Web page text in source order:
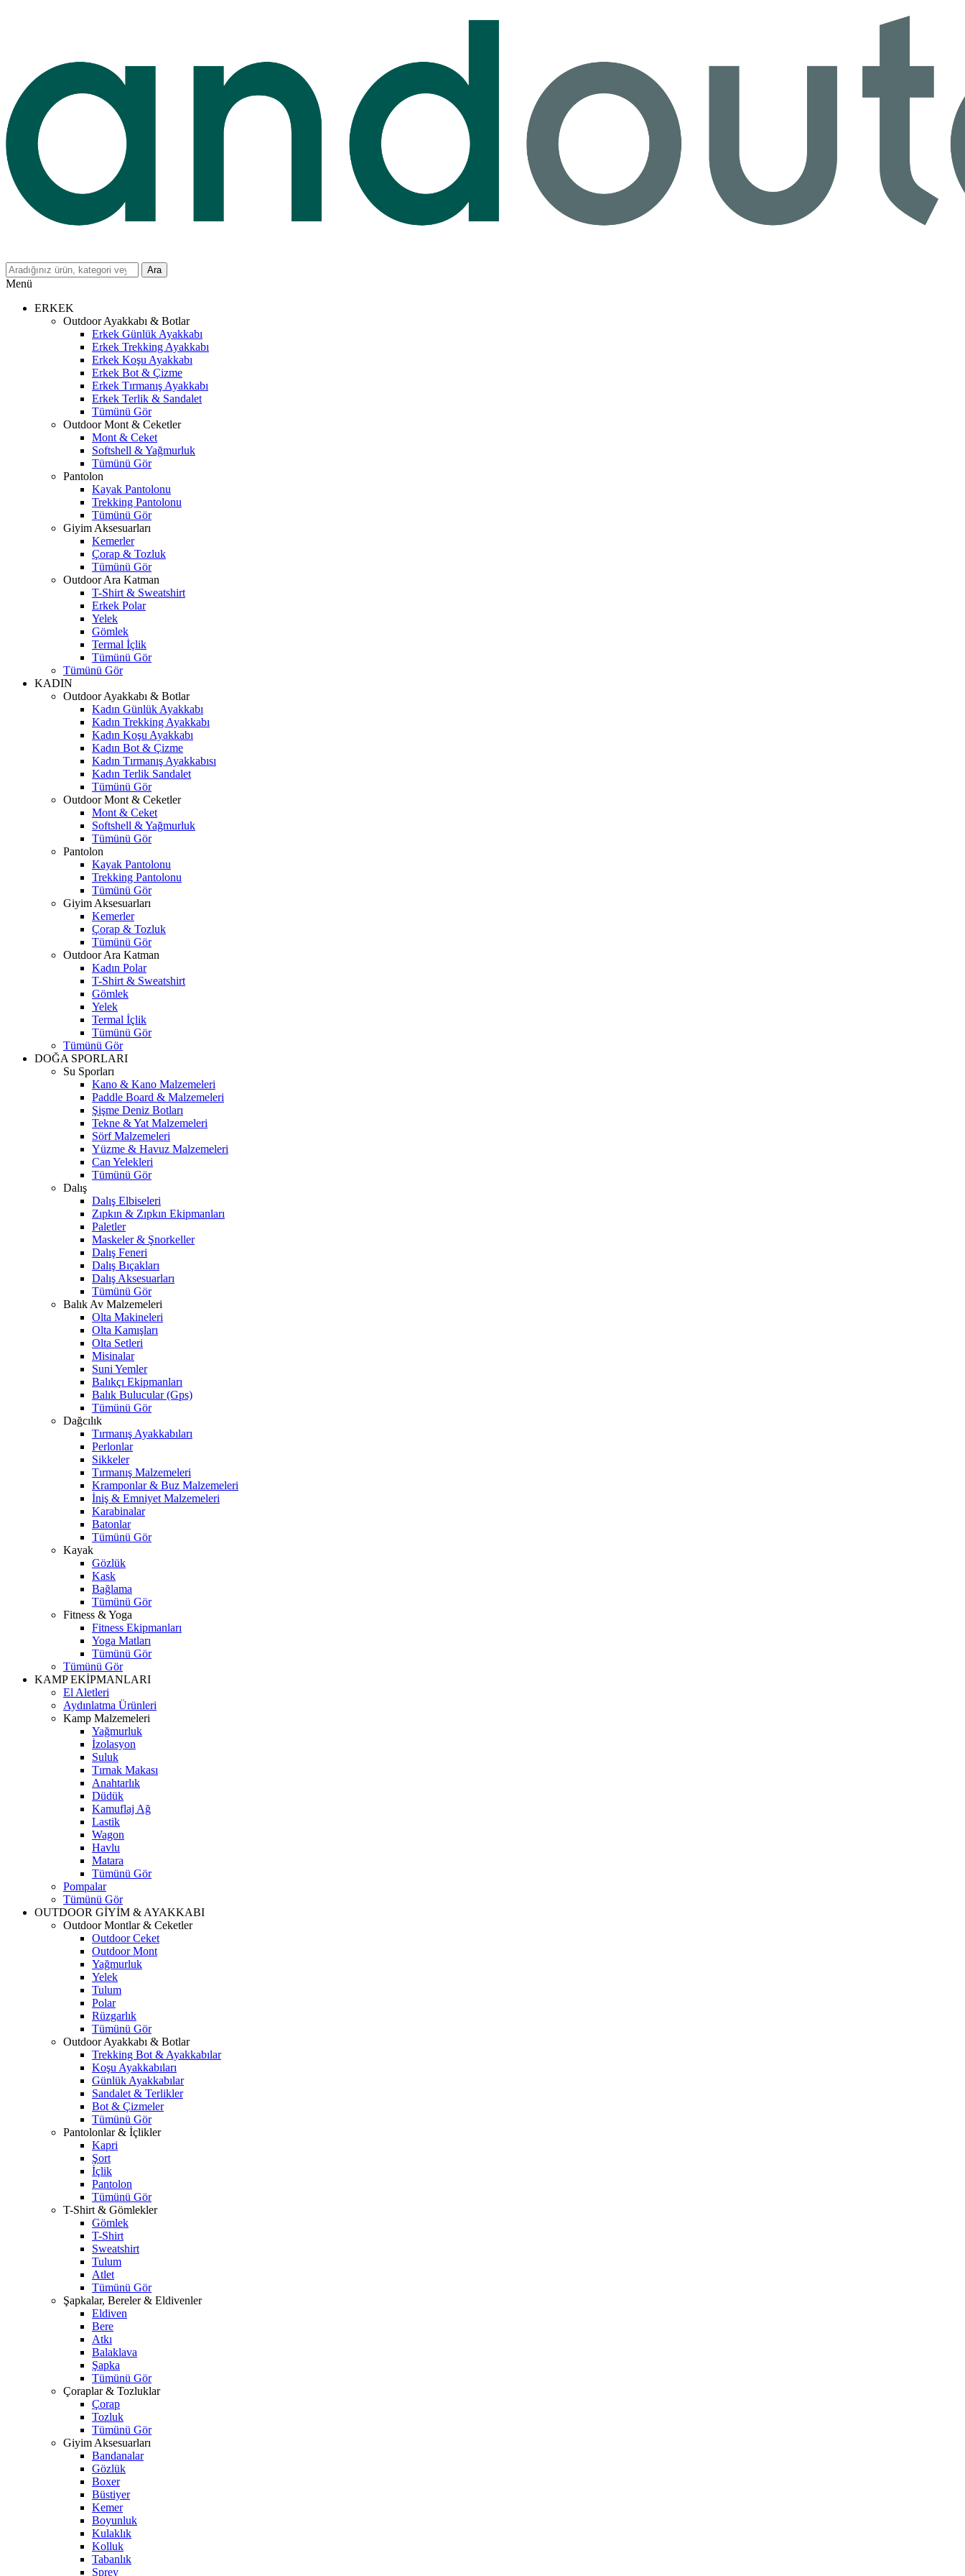
Ara
Menü
ERKEK
Outdoor Ayakkabı & Botlar
Erkek Günlük Ayakkabı
Erkek Trekking Ayakkabı
Erkek Koşu Ayakkabı
Erkek Bot & Çizme
Erkek Tırmanış Ayakkabı
Erkek Terlik & Sandalet
Tümünü Gör
Outdoor Mont & Ceketler
Mont & Ceket
Softshell & Yağmurluk
Tümünü Gör
Pantolon
Kayak Pantolonu
Trekking Pantolonu
Tümünü Gör
Giyim Aksesuarları
Kemerler
Çorap & Tozluk
Tümünü Gör
Outdoor Ara Katman
T-Shirt & Sweatshirt
Erkek Polar
Yelek
Gömlek
Termal İçlik
Tümünü Gör
Tümünü Gör
KADIN
Outdoor Ayakkabı & Botlar
Kadın Günlük Ayakkabı
Kadın Trekking Ayakkabı
Kadın Koşu Ayakkabı
Kadın Bot & Çizme
Kadın Tırmanış Ayakkabısı
Kadın Terlik Sandalet
Tümünü Gör
Outdoor Mont & Ceketler
Mont & Ceket
Softshell & Yağmurluk
Tümünü Gör
Pantolon
Kayak Pantolonu
Trekking Pantolonu
Tümünü Gör
Giyim Aksesuarları
Kemerler
Çorap & Tozluk
Tümünü Gör
Outdoor Ara Katman
Kadın Polar
T-Shirt & Sweatshirt
Gömlek
Yelek
Termal İçlik
Tümünü Gör
Tümünü Gör
DOĞA SPORLARI
Su Sporları
Kano & Kano Malzemeleri
Paddle Board & Malzemeleri
Şişme Deniz Botları
Tekne & Yat Malzemeleri
Sörf Malzemeleri
Yüzme & Havuz Malzemeleri
Can Yelekleri
Tümünü Gör
Dalış
Dalış Elbiseleri
Zıpkın & Zıpkın Ekipmanları
Paletler
Maskeler & Şnorkeller
Dalış Feneri
Dalış Bıçakları
Dalış Aksesuarları
Tümünü Gör
Balık Av Malzemeleri
Olta Makineleri
Olta Kamışları
Olta Setleri
Misinalar
Suni Yemler
Balıkçı Ekipmanları
Balık Bulucular (Gps)
Tümünü Gör
Dağcılık
Tırmanış Ayakkabıları
Perlonlar
Sikkeler
Tırmanış Malzemeleri
Kramponlar & Buz Malzemeleri
İniş & Emniyet Malzemeleri
Karabinalar
Batonlar
Tümünü Gör
Kayak
Gözlük
Kask
Bağlama
Tümünü Gör
Fitness & Yoga
Fitness Ekipmanları
Yoga Matları
Tümünü Gör
Tümünü Gör
KAMP EKİPMANLARI
El Aletleri
Aydınlatma Ürünleri
Kamp Malzemeleri
Yağmurluk
İzolasyon
Suluk
Tırnak Makası
Anahtarlık
Düdük
Kamuflaj Ağ
Lastik
Wagon
Havlu
Matara
Tümünü Gör
Pompalar
Tümünü Gör
OUTDOOR GİYİM & AYAKKABI
Outdoor Montlar & Ceketler
Outdoor Ceket
Outdoor Mont
Yağmurluk
Yelek
Tulum
Polar
Rüzgarlık
Tümünü Gör
Outdoor Ayakkabı & Botlar
Trekking Bot & Ayakkabılar
Koşu Ayakkabıları
Günlük Ayakkabılar
Sandalet & Terlikler
Bot & Çizmeler
Tümünü Gör
Pantolonlar & İçlikler
Kapri
Şort
İçlik
Pantolon
Tümünü Gör
T-Shirt & Gömlekler
Gömlek
T-Shirt
Sweatshirt
Tulum
Atlet
Tümünü Gör
Şapkalar, Bereler & Eldivenler
Eldiven
Bere
Atkı
Balaklava
Şapka
Tümünü Gör
Çoraplar & Tozluklar
Çorap
Tozluk
Tümünü Gör
Giyim Aksesuarları
Bandanalar
Gözlük
Boxer
Büstiyer
Kemer
Boyunluk
Kulaklık
Kolluk
Tabanlık
Sprey